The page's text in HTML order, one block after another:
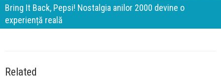
Bring It Back, Pepsi! Nostalgia anilor 2000 devine o
experiență reală
Related